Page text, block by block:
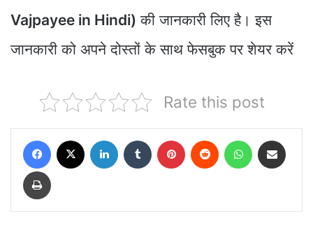
Vajpayee in Hindi) की जानकारी लिए है। इस
जानकारी को अपने दोस्तों के साथ फेसबुक पर शेयर करें
Rate this post
Facebook LinkedIn Tumblr Pinterest Reddit WhatsApp
Print